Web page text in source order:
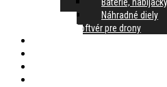
Náhradné diely
Softvér pre drony